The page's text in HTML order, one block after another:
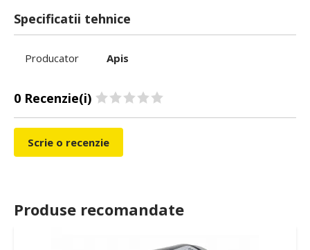
Specificatii tehnice
Producator Apis
0 Recenzie(i)
Scrie o recenzie
Produse recomandate